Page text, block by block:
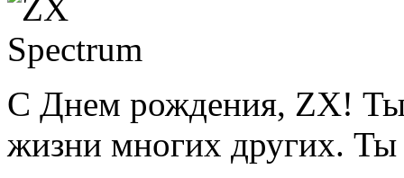
С Днем рождения, ZX!
жизни многих других.